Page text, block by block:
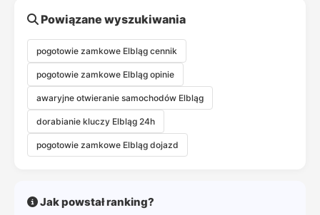
Powiązane wyszukiwania
pogotowie zamkowe Elbląg cennik
pogotowie zamkowe Elbląg opinie
awaryjne otwieranie samochodów Elbląg
dorabianie kluczy Elbląg 24h
pogotowie zamkowe Elbląg dojazd
Jak powstał ranking?